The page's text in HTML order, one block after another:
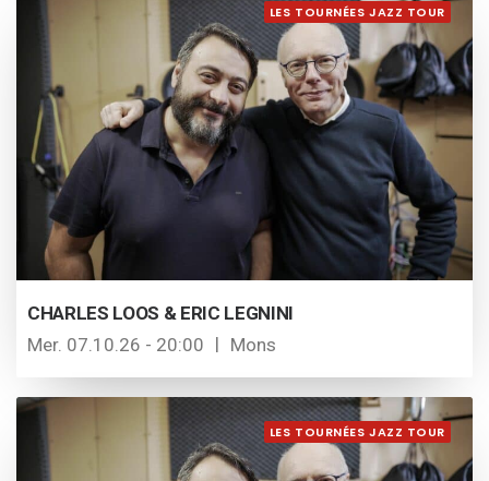
LES TOURNÉES JAZZ TOUR
CHARLES LOOS & ERIC LEGNINI
Mer. 07.10.26 - 20:00
Mons
LES TOURNÉES JAZZ TOUR